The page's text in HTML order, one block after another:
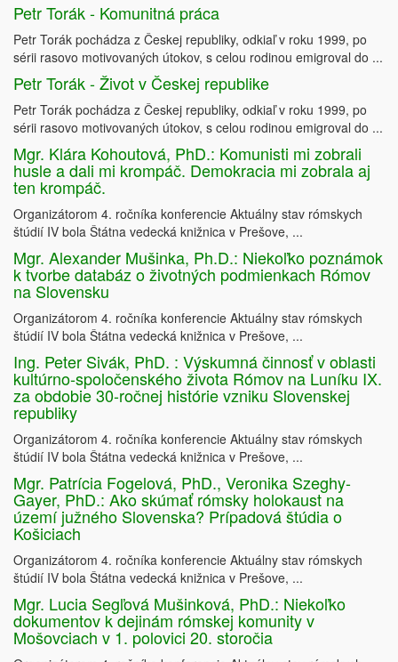
Petr Torák - Komunitná práca
Petr Torák pochádza z Českej republiky, odkiaľ v roku 1999, po
sérii rasovo motivovaných útokov, s celou rodinou emigroval do ...
Petr Torák - Život v Českej republike
Petr Torák pochádza z Českej republiky, odkiaľ v roku 1999, po
sérii rasovo motivovaných útokov, s celou rodinou emigroval do ...
Mgr. Klára Kohoutová, PhD.: Komunisti mi zobrali
husle a dali mi krompáč. Demokracia mi zobrala aj
ten krompáč.
Organizátorom 4. ročníka konferencie Aktuálny stav rómskych
štúdií IV bola Štátna vedecká knižnica v Prešove, ...
Mgr. Alexander Mušinka, Ph.D.: Niekoľko poznámok
k tvorbe databáz o životných podmienkach Rómov
na Slovensku
Organizátorom 4. ročníka konferencie Aktuálny stav rómskych
štúdií IV bola Štátna vedecká knižnica v Prešove, ...
Ing. Peter Sivák, PhD. : Výskumná činnosť v oblasti
kultúrno-spoločenského života Rómov na Luníku IX.
za obdobie 30-ročnej histórie vzniku Slovenskej
republiky
Organizátorom 4. ročníka konferencie Aktuálny stav rómskych
štúdií IV bola Štátna vedecká knižnica v Prešove, ...
Mgr. Patrícia Fogelová, PhD., Veronika Szeghy-
Gayer, PhD.: Ako skúmať rómsky holokaust na
území južného Slovenska? Prípadová štúdia o
Košiciach
Organizátorom 4. ročníka konferencie Aktuálny stav rómskych
štúdií IV bola Štátna vedecká knižnica v Prešove, ...
Mgr. Lucia Segľová Mušinková, PhD.: Niekoľko
dokumentov k dejinám rómskej komunity v
Mošovciach v 1. polovici 20. storočia